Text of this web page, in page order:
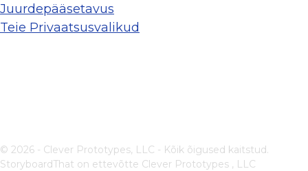
Juurdepääsetavus
Teie Privaatsusvalikud
© 2026 - Clever Prototypes, LLC - Kõik õigused kaitstud.
StoryboardThat on ettevõtte Clever Prototypes , LLC